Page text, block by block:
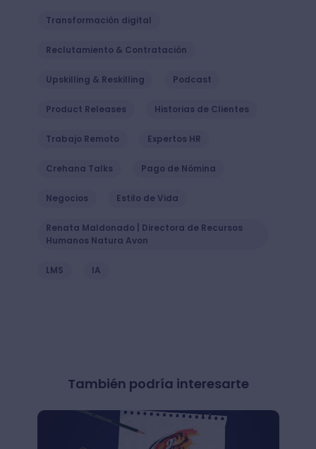
Transformación digital
Reclutamiento & Contratación
Upskilling & Reskilling Podcast
Product Releases Historias de Clientes
Trabajo Remoto Expertos HR
Crehana Talks Pago de Nómina
Negocios Estilo de Vida
Renata Maldonado | Directora de Recursos
Humanos Natura Avon
LMS IA
También podría interesarte